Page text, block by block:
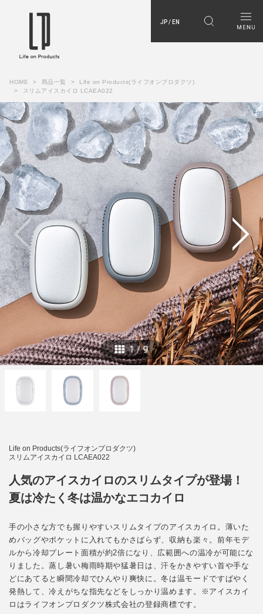
JP / EN
HOME 商品一覧
Life on Products(ライフオンプロダクツ)
スリムアイスカイロ LCAEA022
Life on Products(ライフオンプロダクツ)
スリムアイスカイロ LCAEA022
人気のアイスカイロのスリムタイプが登場！
夏は冷たく冬は温かなエコカイロ
手の小さな方でも握りやすいスリムタイプのアイスカイロ。薄いた
めバッグやポケットに入れてもかさばらず、収納も楽々。前年モデ
ルから冷却プレート面積が約2倍になり、広範囲への温冷が可能にな
りました。蒸し暑い梅雨時期や猛暑日は、汗をかきやすい首や手な
どにあてると瞬間冷却でひんやり爽快に。冬は温モードですばやく
発熱して、冷えがちな指先などをしっかり温めます。※アイスカイ
ロはライフオンプロダクツ株式会社の登録商標です。
1/9